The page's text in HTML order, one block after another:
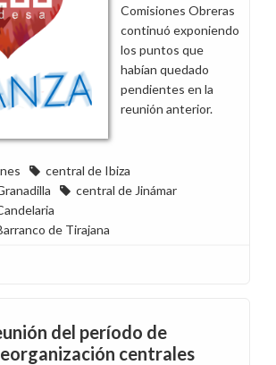
Comisiones Obreras
continuó exponiendo
los puntos que
habían quedado
pendientes en la
reunión anterior.
central de Ibiza
central de Jinámar
de Tirajana
del período de
centrales